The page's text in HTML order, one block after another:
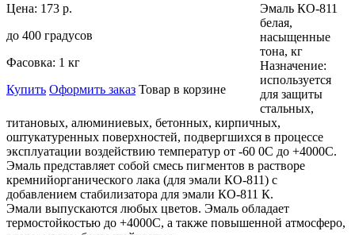
Цена: 173 р.
до 400 градусов
Фасовка: 1 кг
Купить Оформить заказ Товар в корзине
Эмаль КО-811
белая,
насыщенные
тона, кг
Назначение:
используется
для защиты
стальных,
титановых, алюминиевых, бетонных, кирпичных,
оштукатуренных поверхностей, подвергшихся в процессе
эксплуатации воздействию температур от -60 0С до +4000С.
Эмаль представляет собой смесь пигментов в растворе
кремнийорганического лака (для эмали КО-811) с
добавлением стабилизатора для эмали КО-811 К.
Эмали выпускаются любых цветов. Эмаль обладает
термостойкостью до +4000С, а также повышенной атмосферо,